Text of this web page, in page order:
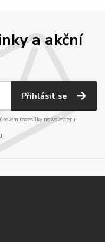
a akční
Přihlásit se
rozesílky newsletteru.